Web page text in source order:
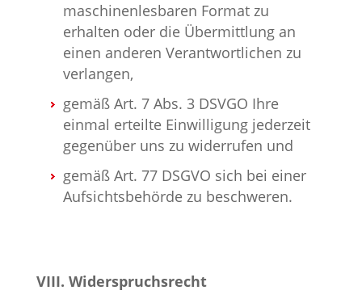
maschinenlesbaren Format zu
erhalten oder die Übermittlung an
einen anderen Verantwortlichen zu
verlangen,
gemäß Art. 7 Abs. 3 DSVGO Ihre
einmal erteilte Einwilligung jederzeit
gegenüber uns zu widerrufen und
gemäß Art. 77 DSGVO sich bei einer
Aufsichtsbehörde zu beschweren.
VIII. Widerspruchsrecht